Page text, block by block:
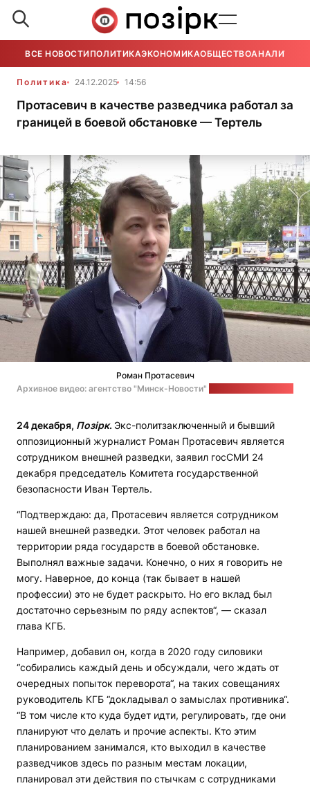
ВСЕ НОВОСТИ ПОЛИТИКАЭКОНОМИКАОБЩЕСТВОАНАЛИТИКА
Политика 24.12.2025 14:56
Протасевич в качестве разведчика работал за
границей в боевой обстановке — Тертель
Роман Протасевич
Архивное видео: агентство "Минск-Новости"
24 декабря, Позірк. Экс-политзаключенный и бывший
оппозиционный журналист Роман Протасевич является
сотрудником внешней разведки, заявил госСМИ 24
декабря председатель Комитета государственной
безопасности Иван Тертель.
“Подтверждаю: да, Протасевич является сотрудником
нашей внешней разведки. Этот человек работал на
территории ряда государств в боевой обстановке.
Выполнял важные задачи. Конечно, о них я говорить не
могу. Наверное, до конца (так бывает в нашей
профессии) это не будет раскрыто. Но его вклад был
достаточно серьезным по ряду аспектов“, — сказал
глава КГБ.
Например, добавил он, когда в 2020 году силовики
“собирались каждый день и обсуждали, чего ждать от
очередных попыток переворота“, на таких совещаниях
руководитель КГБ “докладывал о замыслах противника“.
“В том числе кто куда будет идти, регулировать, где они
планируют что делать и прочие аспекты. Кто этим
планированием занимался, кто выходил в качестве
разведчиков здесь по разным местам локации,
планировал эти действия по стычкам с сотрудниками